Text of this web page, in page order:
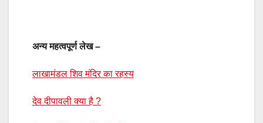
अन्य महत्वपूर्ण लेख –
लाखामंडल शिव मंदिर का रहस्य
देव दीपावली क्या है ?